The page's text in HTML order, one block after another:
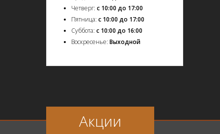
Четверг: с 10:00 до 17:00
Пятница: с 10:00 до 17:00
Суббота: с 10:00 до 16:00
Воскресенье: Выходной
Акции